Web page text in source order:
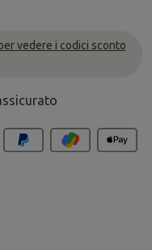
vedere i codici sconto